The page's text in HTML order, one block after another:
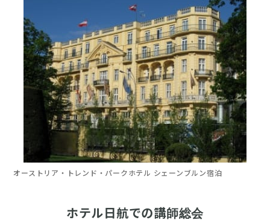
オーストリア・トレンド・ パークホテル シェーンブルン宿泊
ホテル日航での講師総会